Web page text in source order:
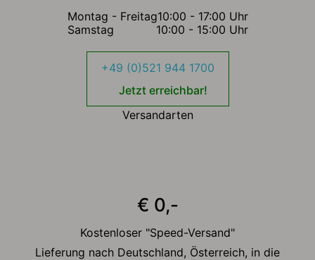
Montag - Freitag10:00 - 17:00 Uhr
Samstag
10:00 - 15:00 Uhr
+49 (0)521 944 1700
Jetzt erreichbar!
Versandarten
€ 0,-
Kostenloser "Speed-Versand"
Lieferung nach Deutschland, Österreich, in die